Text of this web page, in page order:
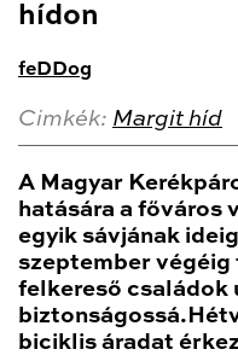
hídon
feDDog
Cimkék: Margit híd
A Magyar
hatására a főváros
egyik sávjának
szeptember
felkereső családok
biciklis áradat